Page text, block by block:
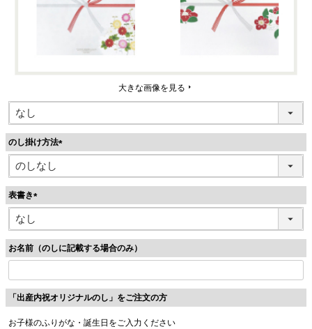
大きな画像を見る
のし掛け方法
(
表書き
(
必
お名前（のしに記載する場合のみ）
「出産内祝オリジナルのし」をご注文の方
お子様のふりがな・誕生日をご入力ください